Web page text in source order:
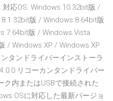
対応OS: Windows 10 32bit版 /
32bit版 / Windows 8 64bit版
7 64bit版 / Windows Vista
/ Windows XP / Windows XP
タンドライバーインストーラ
リコーカンタンドライバー
ク内またはUSBで接続された
OSに対応した最新バージョ